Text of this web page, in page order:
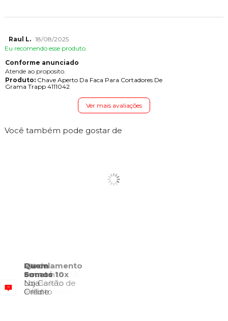
Raul L. 18/08/2025
Eu recomendo esse produto.
Conforme anunciado
Atende ao proposito.
Produto:Chave Aperto Da Faca Para Cortadores De
Grama Trapp 4111042
Ver mais avaliações
Você também pode gostar de
Quem
Somos
Loja
Online